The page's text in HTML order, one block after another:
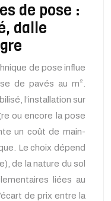
de pose :
dalle
de pose influe
de pavés au m².
l’installation sur
ou encore la pose
un coût de main-
Le choix dépend
de la nature du sol
liées au
de prix entre la